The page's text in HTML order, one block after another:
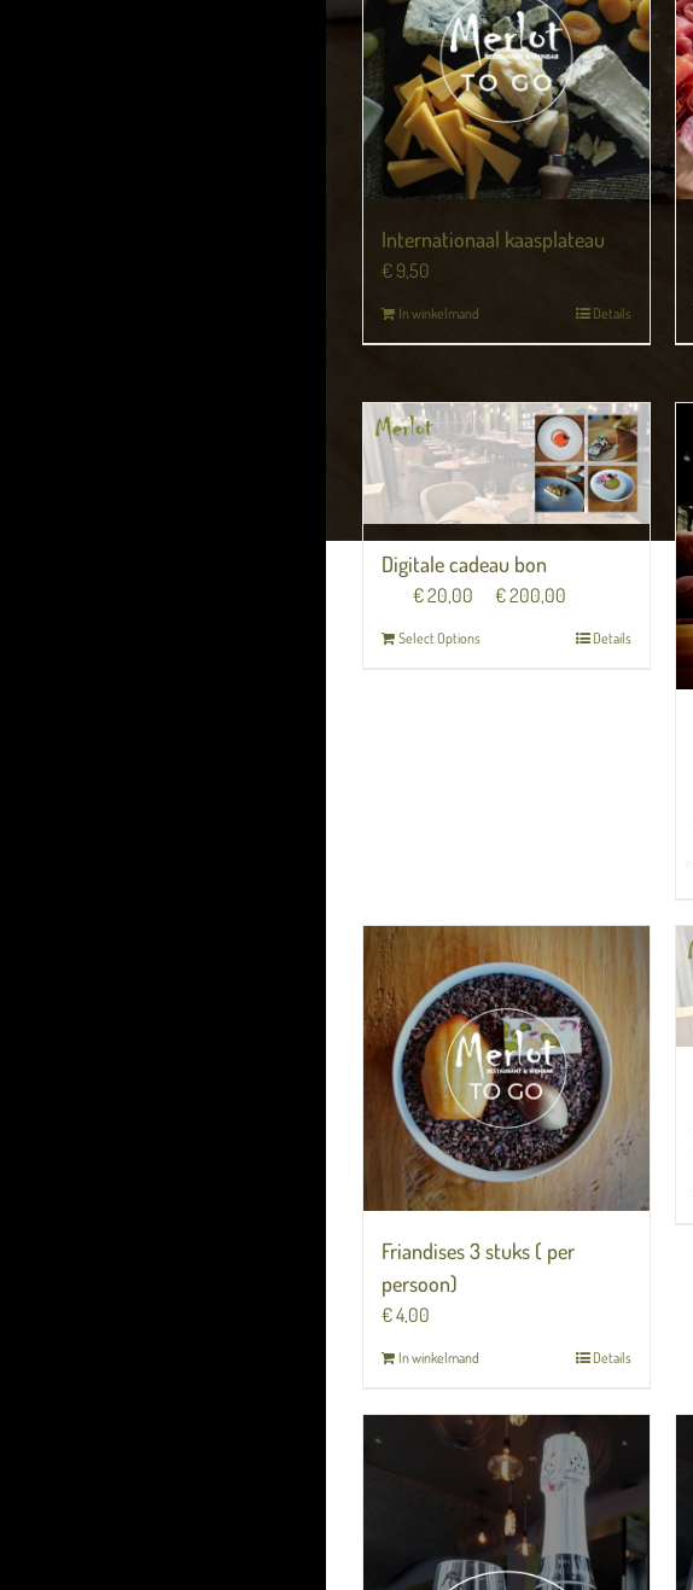
Internationaal kaasplateau
€ 9,50
In winkelmand Details
Digitale cadeau bon
€20,00 €200,00
Select Options Details
Friandises 3 stuks ( per
persoon)
€4,00
In winkelmand Details